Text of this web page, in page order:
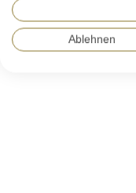
Ablehnen